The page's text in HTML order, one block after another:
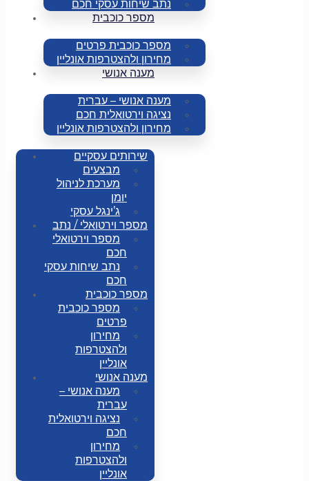
נתב שיחות עסקי חכם
מספר כוכבית
מספר כוכבית פרטים
מחירון ולהצטרפות אונליין
מענה אנושי
מענה אנושי – עברית
נציגה וירטואלית חכם
מחירון ולהצטרפות אונליין
שירותים עסקיים
מבצעים
מערכת לניהול
יומן
ג’ינגל עסקי
מספר וירטואלי / נתב
מספר וירטואלי
חכם
נתב שיחות עסקי
חכם
מספר כוכבית
מספר כוכבית
פרטים
מחירון
ולהצטרפות
אונליין
מענה אנושי
מענה אנושי –
עברית
נציגה וירטואלית
חכם
מחירון
ולהצטרפות
אונליין